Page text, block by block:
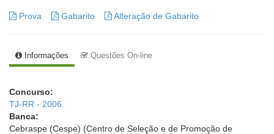
Prova Gabarito Alteração de Gabarito
Informações Questões On-line
Concurso:
TJ-RR - 2006
Banca:
Cebraspe (Cespe) (Centro de Seleção e de Promoção de